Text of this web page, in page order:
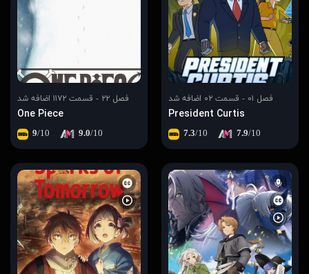
فصل ۰۱ - قسمت ۰۲ اضافه شد
President Curtis
7.3/10 7.9/10
فصل ۲۲ - قسمت ۱۱۷۲ اضافه شد
One Piece
9/10 9.0/10